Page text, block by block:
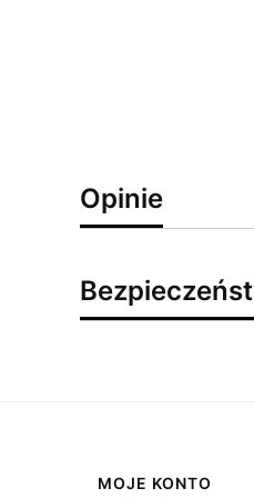
Opinie
Linki w
MOJE KONTO